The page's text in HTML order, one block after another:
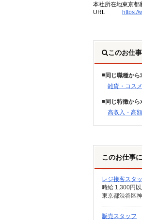
本社所在地東京都
URL
https://
このお仕
同じ職種か
雑貨・コス
同じ特徴か
高収入・高額
このお仕事
レジ接客スタ
時給 1,300円
東京都渋谷区
販売スタッフ